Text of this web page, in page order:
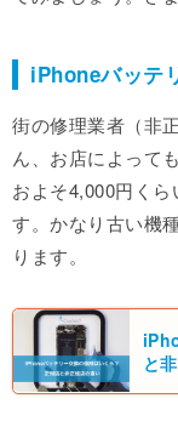
iPhoneバッテ
街の修理業者（非
ん、お店によって
およそ4,000円く
す。かなり古い機
ります。
と